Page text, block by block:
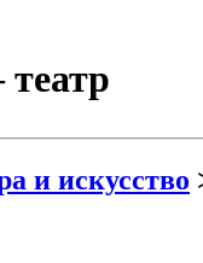
и искусство